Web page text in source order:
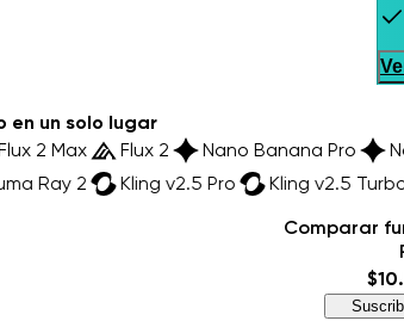
en un solo lugar
Flux 2 Max Flux 2 Nano Banana
2 Kling v2.5 Pro Kling v2.5 Turbo
Comparar